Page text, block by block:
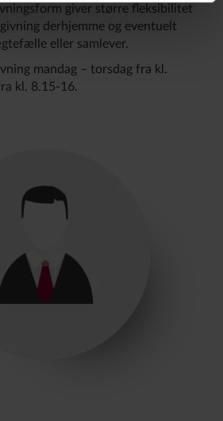
giver større fleksibilitet
derhjemme og eventuelt
eller samlever.
mandag – torsdag fra kl.
kl. 8.15-16.